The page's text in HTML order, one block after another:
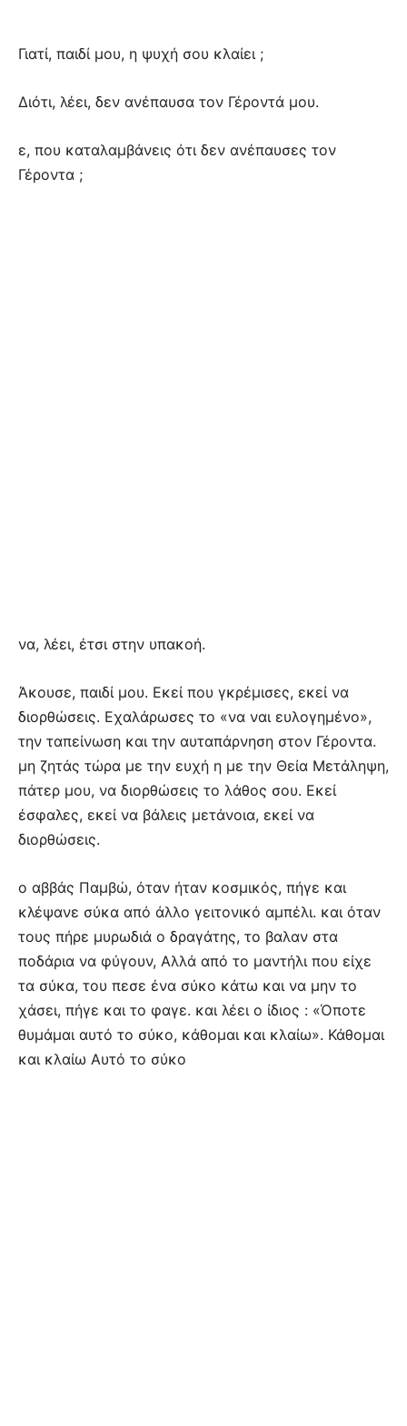
Γιατί, παιδί μου, η ψυχή σου κλαίει ;
Διότι, λέει, δεν ανέπαυσα τον Γέροντά μου.
ε, που καταλαμβάνεις ότι δεν ανέπαυσες τον
Γέροντα ;
να, λέει, έτσι στην υπακοή.
Άκουσε, παιδί μου. Εκεί που γκρέμισες, εκεί να
διορθώσεις. Εχαλάρωσες το «να ναι ευλογημένο»,
την ταπείνωση και την αυταπάρνηση στον Γέροντα.
μη ζητάς τώρα με την ευχή η με την Θεία Μετάληψη,
πάτερ μου, να διορθώσεις το λάθος σου. Εκεί
έσφαλες, εκεί να βάλεις μετάνοια, εκεί να
διορθώσεις.
ο αββάς Παμβώ, όταν ήταν κοσμικός, πήγε και
κλέψανε σύκα από άλλο γειτονικό αμπέλι. και όταν
τους πήρε μυρωδιά ο δραγάτης, το βαλαν στα
ποδάρια να φύγουν, Αλλά από το μαντήλι που είχε
τα σύκα, του πεσε ένα σύκο κάτω και να μην το
χάσει, πήγε και το φαγε. και λέει ο ίδιος : «Όποτε
θυμάμαι αυτό το σύκο, κάθομαι και κλαίω». Κάθομαι
και κλαίω Αυτό το σύκο